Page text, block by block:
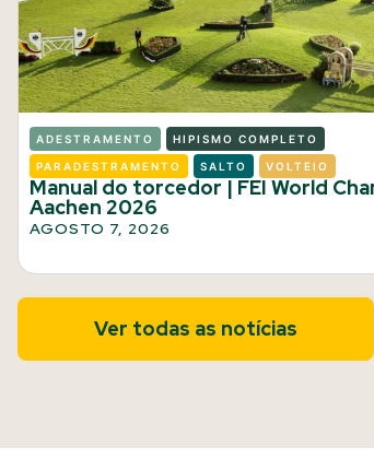
ADESTRAMENTO HIPISMO COMPLETO
PARADESTRAMENTO SALTO VOLTEIO
Manual do torcedor | FEI World
Aachen 2026
AGOSTO 7, 2026
Ver todas as notícias